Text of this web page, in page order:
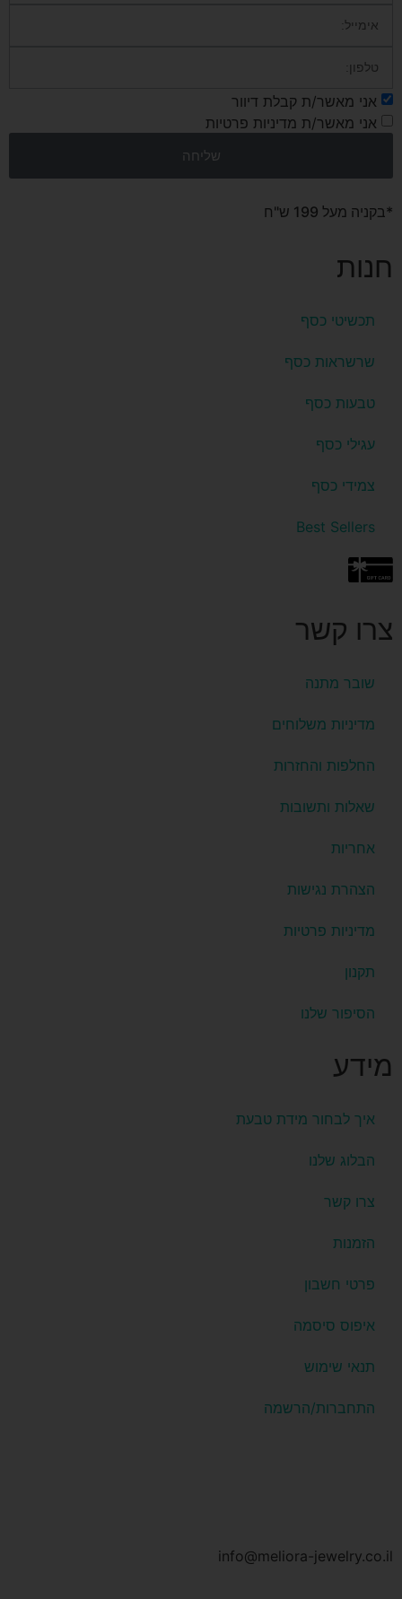
מידע
איך לבחור מידת טבעת
הבלוג שלנו
צרו קשר
הזמנות
פרטי חשבון
איפוס סיסמה
תנאי שימוש
התחברות/הרשמה
צרו קשר
שובר מתנה
מדיניות משלוחים
החלפות והחזרות
שאלות ותשובות
אחריות
הצהרת נגישות
מדיניות פרטיות
תקנון
הסיפור שלנו
חנות
תכשיטי כסף
שרשראות כסף
טבעות כסף
עגילי כסף
צמידי כסף
Best Sellers
אני מאשר/ת קבלת דיוור
אני מאשר/ת מדיניות פרטיות
שליחה
*בקניה מעל 199 ש"ח
info@meliora-jewelry.co.il